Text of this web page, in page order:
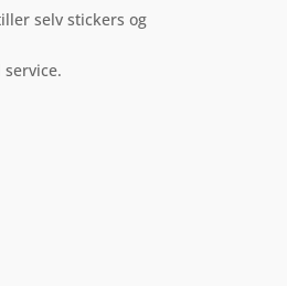
selv stickers og